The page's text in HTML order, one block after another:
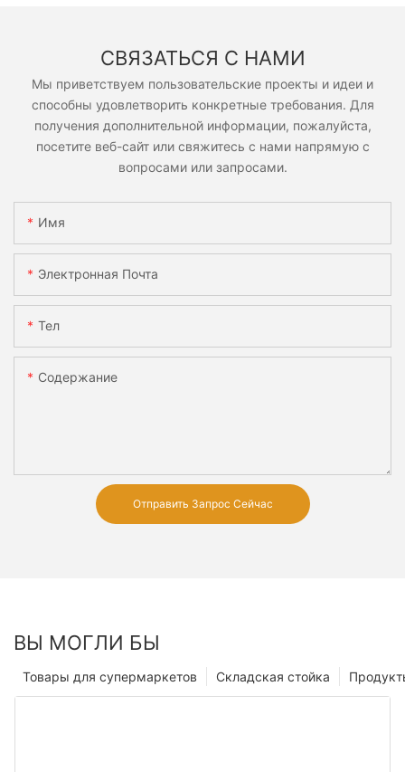
СВЯЗАТЬСЯ С НАМИ
Мы приветствуем пользовательские проекты и идеи и
способны удовлетворить конкретные требования. Для
получения дополнительной информации, пожалуйста,
посетите веб-сайт или свяжитесь с нами напрямую с
вопросами или запросами.
Имя
Электронная Почта
Тел
Содержание
Отправить Запрос Сейчас
ВЫ МОГЛИ БЫ
Складская стойка
Товары для супермаркетов